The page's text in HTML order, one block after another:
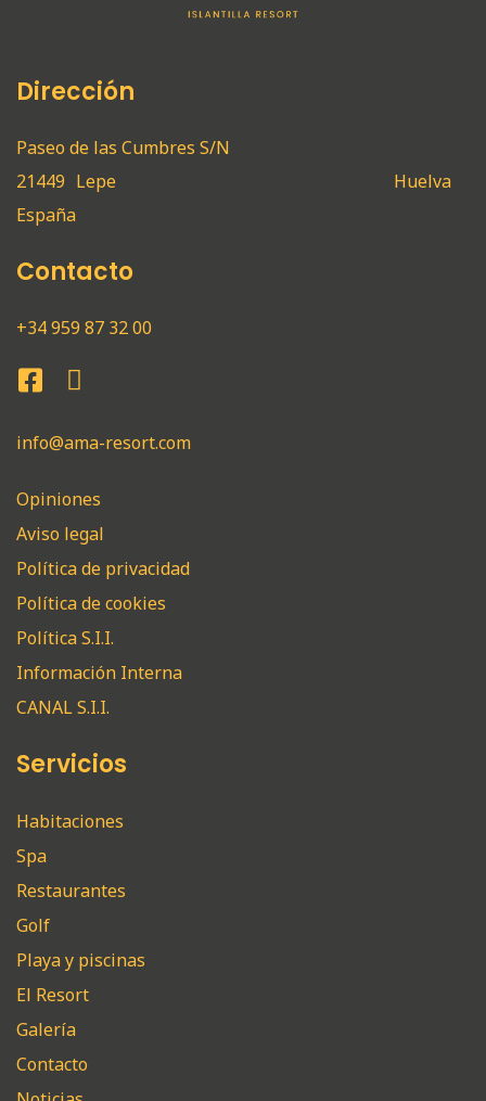
Dirección
Paseo de las Cumbres S/N
21449 Lepe
Huelva
España
Contacto
+34 959 87 32 00
info@ama-resort.com
Opiniones
Aviso legal
Política de privacidad
Política de cookies
Política S.I.I.
Información Interna
CANAL S.I.I.
Servicios
Habitaciones
Spa
Restaurantes
Golf
Playa y piscinas
El Resort
Galería
Contacto